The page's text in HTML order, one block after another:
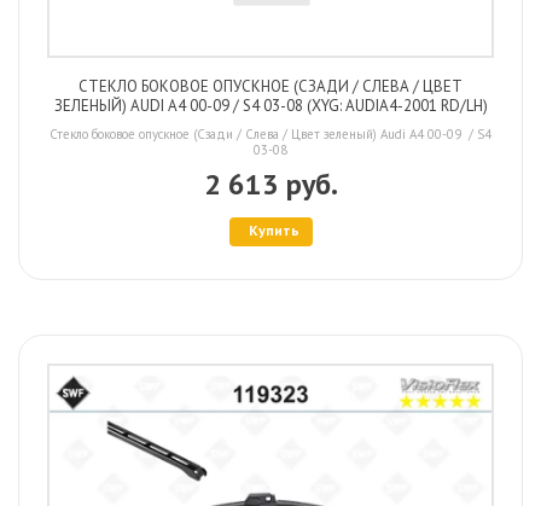
СТЕКЛО БОКОВОЕ ОПУСКНОЕ (СЗАДИ / СЛЕВА / ЦВЕТ
ЗЕЛЕНЫЙ) AUDI A4 00-09 / S4 03-08 (XYG: AUDIA4-2001 RD/LH)
Стекло боковое опускное (Сзади / Слева / Цвет зеленый) Audi A4 00-09 / S4
03-08
2 613 руб.
Купить